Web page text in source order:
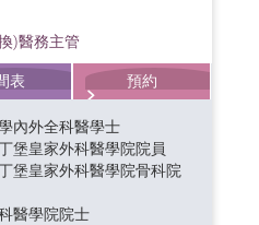
)醫務主管
表 預約
內外全科醫學士
堡皇家外科醫學院院員
堡皇家外科醫學院骨科院
醫學院院士